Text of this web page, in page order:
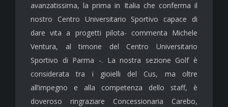
avanzatissima, la prima in Italia che conferma il
nostro Centro Universitario Sportivo capace di
dare vita a progetti pilota- commenta Michele
Ventura, al timone del Centro Universitario
Sportivo di Parma -. La nostra sezione Golf è
considerata tra i gioielli del Cus, ma oltre
all’impegno e alla competenza dello staff, è
doveroso ringraziare Concessionaria Carebo,